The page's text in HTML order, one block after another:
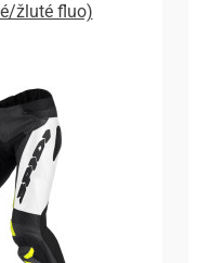
žluté fluo)